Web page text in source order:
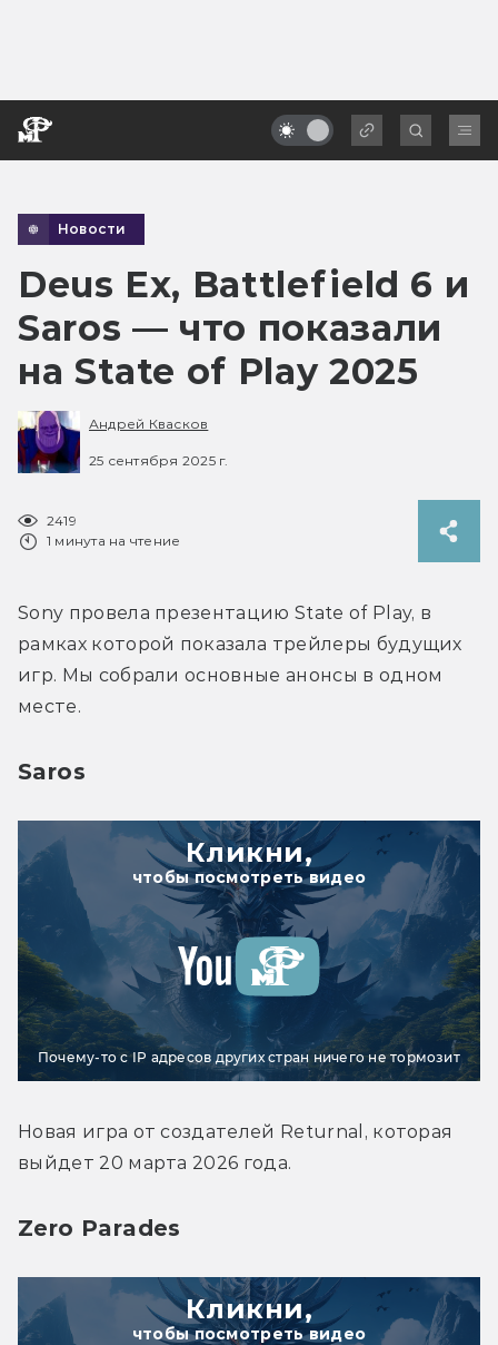
Новости
Deus Ex, Battlefield 6 и
Saros — что показали
на State of Play 2025
Андрей Квасков
25 сентября 2025 г.
2419
1 минута на чтение
Sony провела презентацию State of Play, в
рамках которой показала трейлеры будущих
игр. Мы собрали основные анонсы в одном
месте.
Saros
Кликни,
чтобы посмотреть видео
Почему-то с IP адресов других стран ничего не тормозит
Новая игра от создателей Returnal, которая
выйдет 20 марта 2026 года.
Zero Parades
Кликни,
чтобы посмотреть видео